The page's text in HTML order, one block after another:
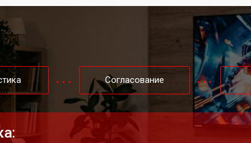
от 50 мин
от 80 мин
от 70 мин
Согласование